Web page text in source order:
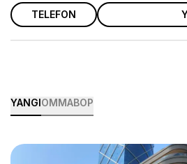
TELEFON
YANGIOMMABOP